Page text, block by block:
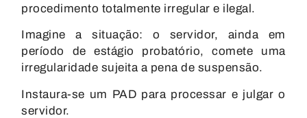
procedimento totalmente irregular e ilegal.
Imagine a situação: o servidor, ainda em
período de estágio probatório, comete uma
irregularidade sujeita a pena de suspensão.
Instaura-se um PAD para processar e julgar o
servidor.